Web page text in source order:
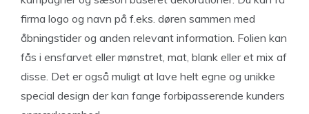
firma logo og navn på f.eks. døren sammen med
åbningstider og anden relevant information. Folien kan
fås i ensfarvet eller mønstret, mat, blank eller et mix af
disse. Det er også muligt at lave helt egne og unikke
special design der kan fange forbipasserende kunders